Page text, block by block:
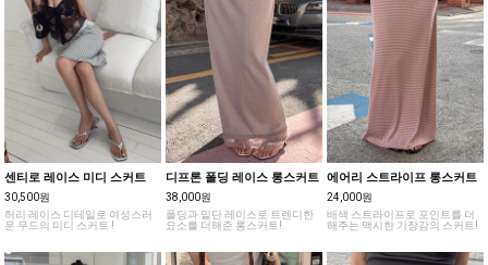
센티로 레이스 미디 스커트
30,500원
허리 레이스 디테일로 여성스러
운 무드의 미디 스커트 !
디프론 폴딩 레이스 롱스커트
38,000원
폴딩과 밑단 레이스로 트렌디한
요소를 더해준 롱스커트!
에어리 스트라이프 롱스커트
24,000원
배색 스트라이프로 포인트를 더
해주는 맥시한 기장감의 스커트!